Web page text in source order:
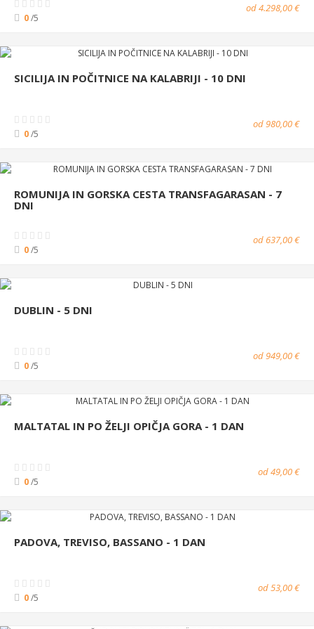
0/5
od 4.298,00 €
SICILIJA IN POČITNICE NA KALABRIJI - 10 DNI
0/5
od 980,00 €
ROMUNIJA IN GORSKA CESTA TRANSFAGARASAN - 7
DNI
0/5
od 637,00 €
DUBLIN - 5 DNI
0/5
od 949,00 €
MALTATAL IN PO ŽELJI OPIČJA GORA - 1 DAN
0/5
od 49,00 €
PADOVA, TREVISO, BASSANO - 1 DAN
0/5
od 53,00 €